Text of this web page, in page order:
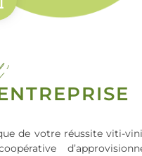
de votre réussite viti-